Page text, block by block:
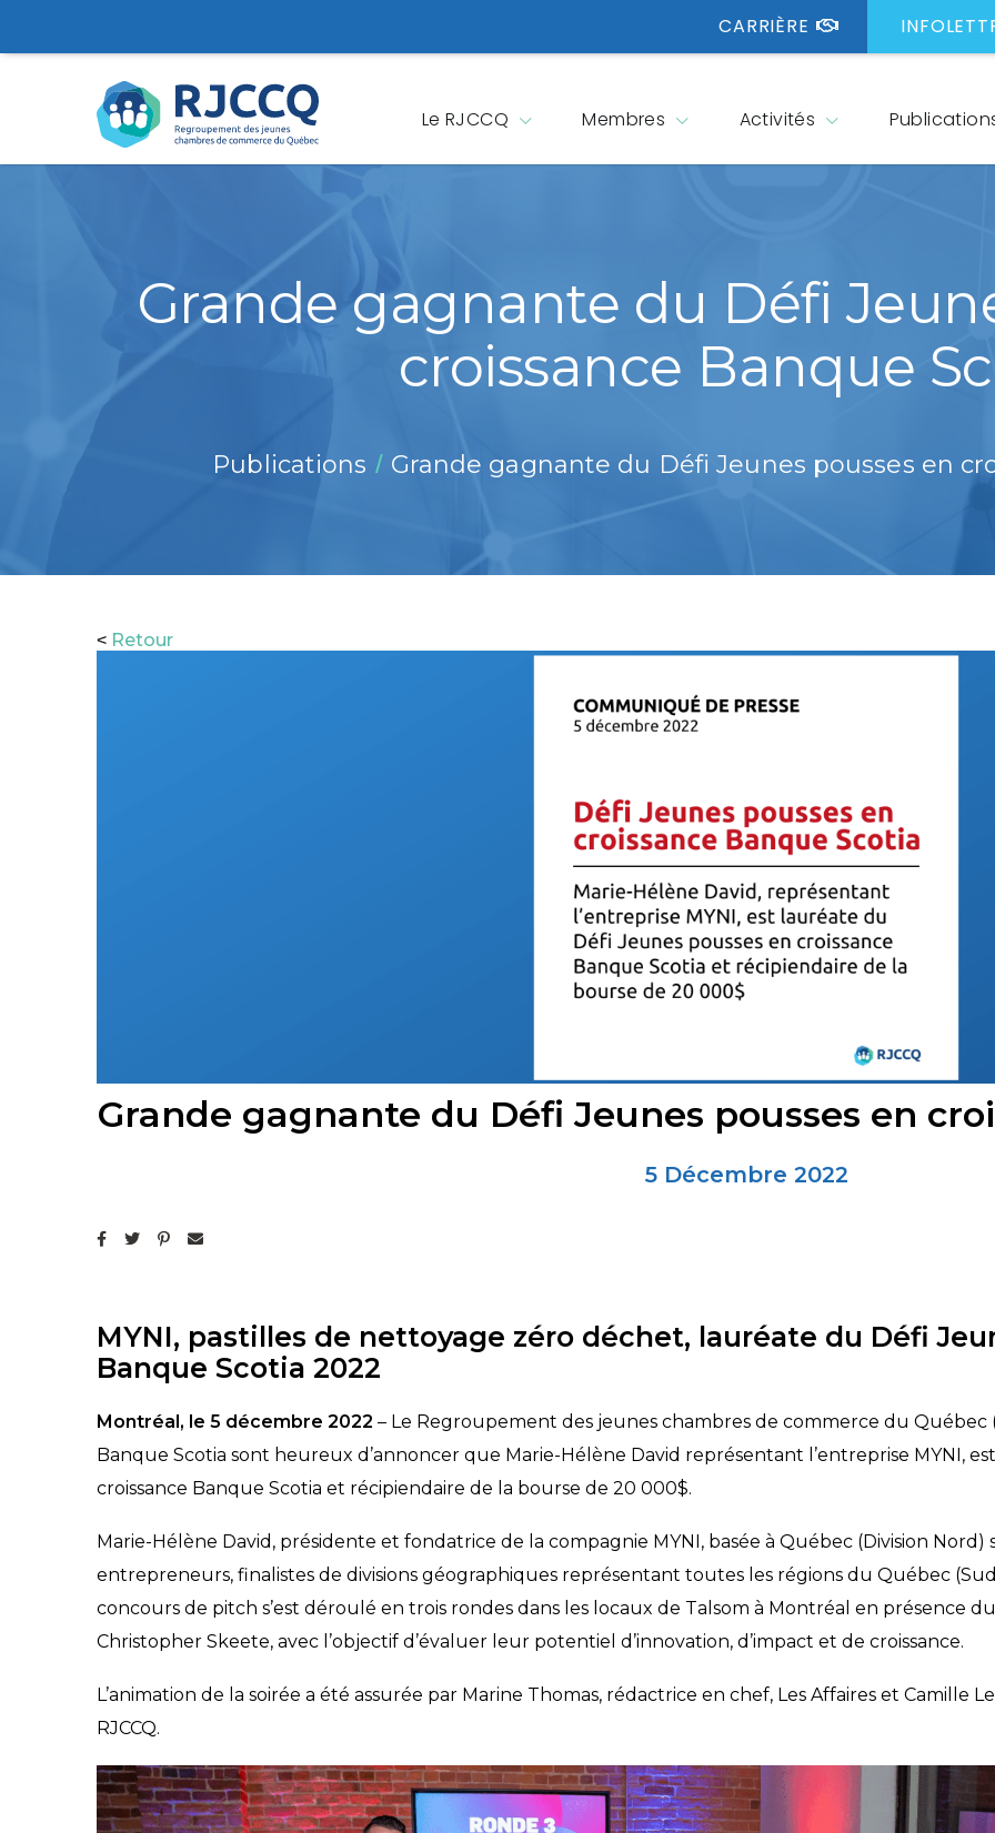
CARRIÈRE
Le RJCCQ Membres Activités
Grande gagnante du Défi
croissance Banque
Publications / Grande gagnante du Défi Jeunes pousses en
< Retour
Grande gagnante du Défi Jeunes pousses en
5 Décembre 2022
MYNI, pastilles de nettoyage zéro déchet, lauréate du Défi
Banque Scotia 2022
Montréal, le 5 décembre 2022 – Le Regroupement des jeunes chambres de commerce du Québec
Banque Scotia sont heureux d’annoncer que Marie-Hélène David représentant l’entreprise MYNI,
croissance Banque Scotia et récipiendaire de la bourse de 20 000$.
Marie-Hélène David, présidente et fondatrice de la compagnie MYNI, basée à Québec (Division Nord)
entrepreneurs, finalistes de divisions géographiques représentant toutes les régions du Québec
concours de pitch s’est déroulé en trois rondes dans les locaux de Talsom à Montréal en présence
Christopher Skeete, avec l’objectif d’évaluer leur potentiel d’innovation, d’impact et de croissance.
L’animation de la soirée a été assurée par Marine Thomas, rédactrice en chef, Les Affaires et Camille
RJCCQ.